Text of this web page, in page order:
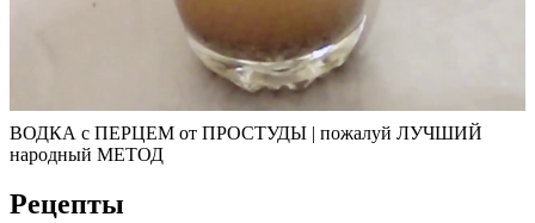
ВОДКА с ПЕРЦЕМ от ПРОСТУДЫ | пожалуй ЛУЧШИЙ
народный МЕТОД
Рецепты